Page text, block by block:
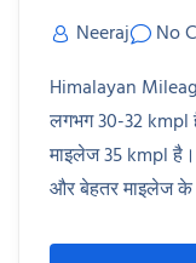
Neeraj
No
Himalayan
लगभग 30-32 kmpl
माइलेज 35 kmpl
और बेहतर माइलेज